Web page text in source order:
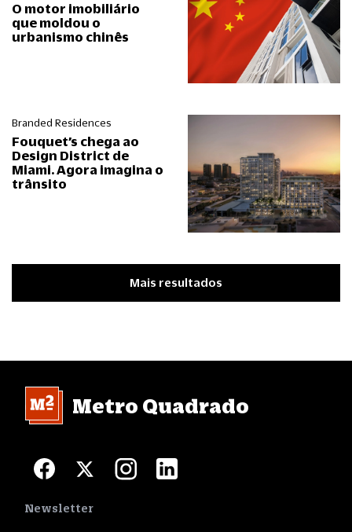
O motor imobiliário
que moldou o
urbanismo chinês
Branded Residences
Fouquet’s chega ao
Design District de
Miami. Agora imagina o
trânsito
Mais resultados
Metro Quadrado
Newsletter